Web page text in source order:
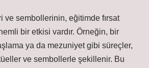
ve sembollerinin, eğitimde fırsat
bir etkisi vardır. Örneğin, bir
ya da mezuniyet gibi süreçler,
ve sembollerle şekillenir. Bu